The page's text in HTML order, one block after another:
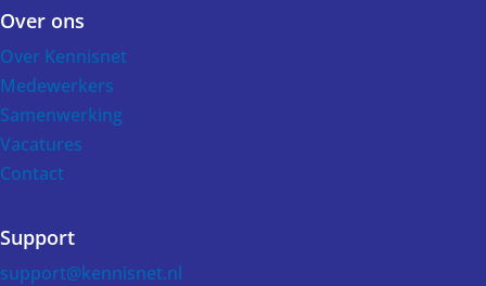
Over ons
Over Kennisnet
Medewerkers
Samenwerking
Vacatures
Contact
Support
support@kennisnet.nl